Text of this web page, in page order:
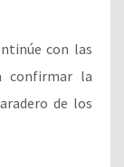
con las
confirmar la
de los